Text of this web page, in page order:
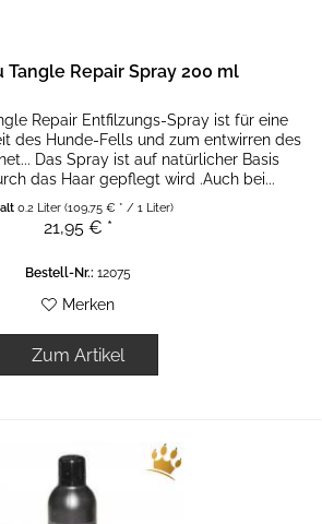
Tangle Repair Spray 200 ml
Repair Entfilzungs-Spray ist für eine
des Hunde-Fells und zum entwirren des
Das Spray ist auf natürlicher Basis
das Haar gepflegt wird .Auch bei...
0.2 Liter(109,75 € * / 1 Liter)
21,95 € *
Bestell-Nr.: 12075
Merken
Zum Artikel